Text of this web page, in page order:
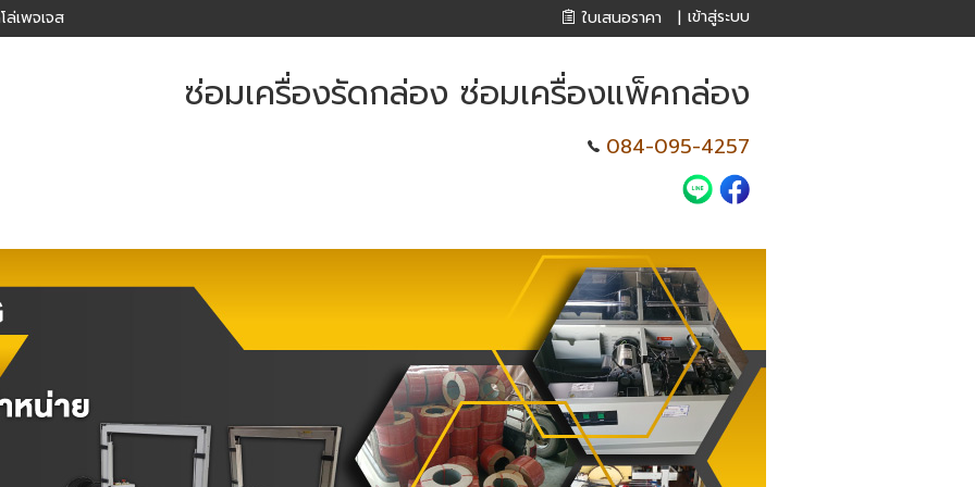
เพจเจส ใบเสนอราคา | เข้าสู่ระบบ
ซ่อมเครื่องรัดกล่อง ซ่อมเครื่องแพ็คกล่อง
084-095-4257